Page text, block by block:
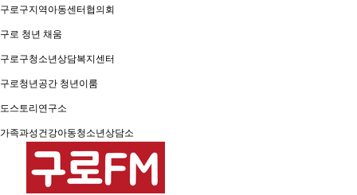
구로구지역아동센터협의회
구로 청년 채움
구로구청소년상담복지센터
구로청년공간 청년이룸
도스토리연구소
가족과성건강아동청소년상담소